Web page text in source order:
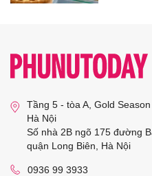
Tầng 5 - tòa A, Gold
Hà Nội
Số nhà 2B ngõ 175 đường
quận Long Biên, Hà Nội
0936 99 3933